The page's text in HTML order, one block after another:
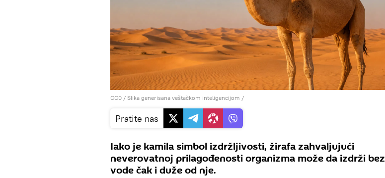
CC0 / Slika generisana veštačkom inteligencijom /
Pratite nas
Iako je kamila simbol izdržljivosti, žirafa zahvaljujući
neverovatnoj prilagođenosti organizma može da izdrži bez
vode čak i duže od nje.